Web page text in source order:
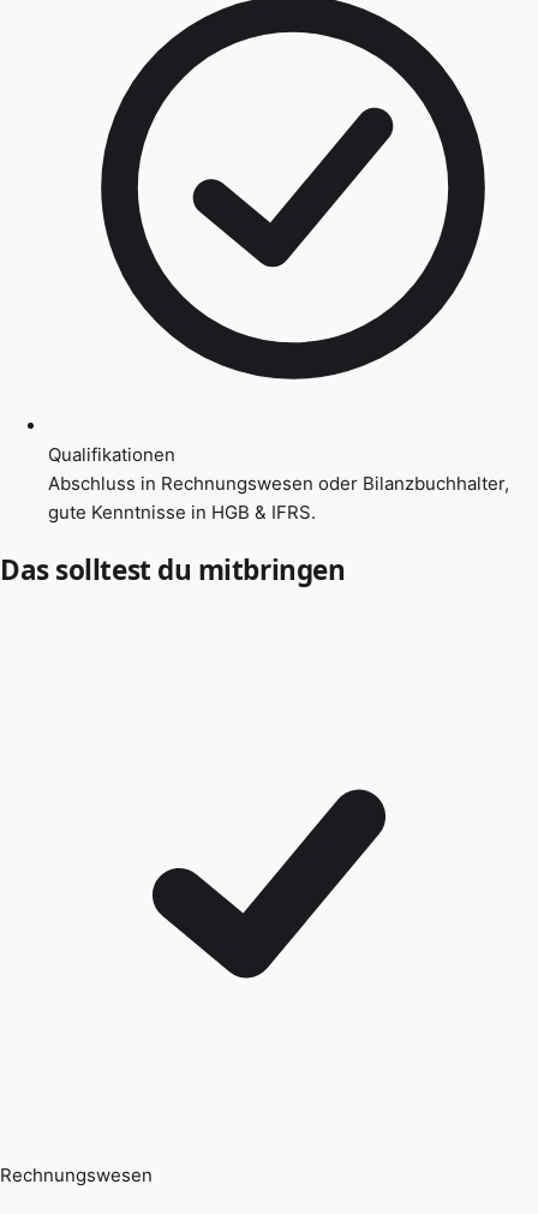
Qualifikationen
Abschluss in Rechnungswesen oder Bilanzbuchhalter,
gute Kenntnisse in HGB & IFRS.
Das solltest du mitbringen
Rechnungswesen